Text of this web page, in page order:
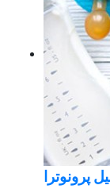
پرونوترا